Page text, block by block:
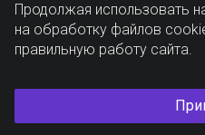
Продолжая использовать
на обработку файлов
правильную работу сайта.